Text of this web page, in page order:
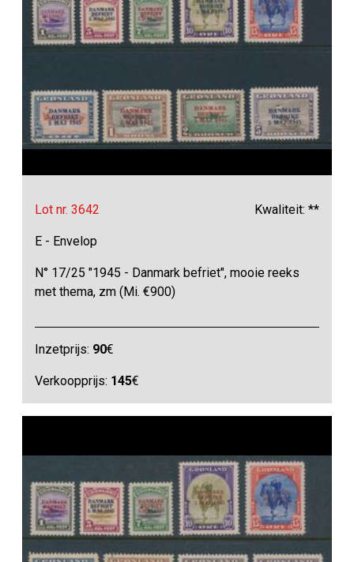
Lot nr. 3642 Kwaliteit: **
E - Envelop
N° 17/25 "1945 - Danmark befriet", mooie reeks
met thema, zm (Mi. €900)
Inzetprijs: 90€
Verkoopprijs: 145€